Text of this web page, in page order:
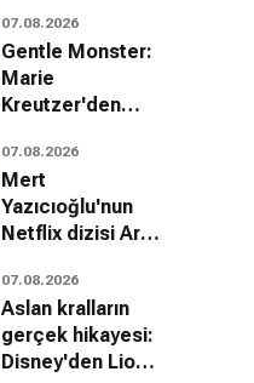
tüm hızıyla
sürüyor
07.08.2026
Gentle Monster:
Marie
Kreutzer'den
üzerine çarpıcı
bir dram
07.08.2026
Mert
Yazıcıoğlu'nun
Netflix dizisi Aras
gelişme
07.08.2026
Aslan kralların
gerçek hikayesi:
Disney'den Lion